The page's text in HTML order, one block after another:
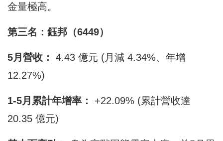
金量極高。
第三名：鈺邦（6449）
5月營收：
4.43 億元 (月減 4.34%、年增
12.27%)
1-5月累計年增率：
+22.09% (累計營收達
20.35 億元)